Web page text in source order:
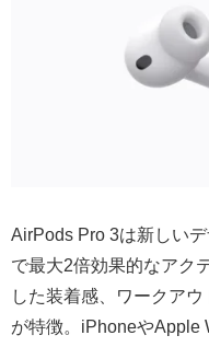
AirPods Pro 3は新しい
で最大2倍効果的なアク
した装着感、ワークア
が特徴。iPhoneやApple